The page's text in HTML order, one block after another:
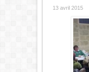
13 avril 2015